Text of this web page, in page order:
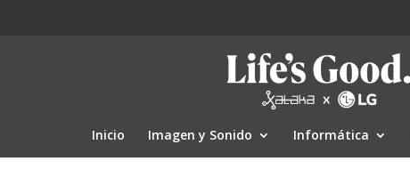
Inicio Imagen y Sonido Informática